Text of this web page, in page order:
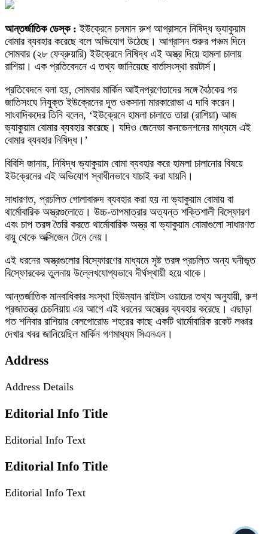
আন্তর্জাতিক ডেস্ক : ইউক্রেনে চলমান রুশ আগ্রাসনে নিষিদ্ধ ভ্যাকুয়াম
বোমার ব্যবহার করেছে বলে অভিযোগ উঠেছে। আগ্রাসন শুরুর পঞ্চম দিনে
সোমবার (২৮ ফেব্রুয়ারি) ইউক্রেনে নিষিদ্ধ এই অস্ত্র দিয়ে হামলা চালায়
রাশিয়া। এক প্রতিবেদনে এ তথ্য জানিয়েছে বার্তাসংস্থা রয়টার্স।
প্রতিবেদনে বলা হয়, সোমবার মার্কিন আইনপ্রণেতাদের সঙ্গে বৈঠকের পর
জাতিসংঘে নিযুক্ত ইউক্রেনের দূত ওকসানা মারকারোভা এ দাবি করেন।
সাংবাদিকদের তিনি বলেন, ‘ইউক্রেনে হামলা চালাতে তারা (রাশিয়া) আজ
ভ্যাকুয়াম বোমার ব্যবহার করেছে। যদিও জেনেভা কনভেনশনের মাধ্যমে এই
বোমার ব্যবহার নিষিদ্ধ।’
বিবিসি জানায়, নিষিদ্ধ ভ্যাকুয়াম বোমা ব্যবহার করে হামলা চালানোর বিষয়ে
ইউক্রেনের এই অভিযোগ স্বাধীনভাবে যাচাই করা যায়নি।
সাধারণত, প্রচলিত গোলাবারুদ ব্যবহার করা হয় না ভ্যাকুয়াম বোমায় বা
থার্মোবারিক অস্ত্রগুলোতে। উচ্চ-তাপমাত্রার অত্যন্ত শক্তিশালী বিস্ফোরণ
এবং চাপ তরঙ্গ তৈরি করতে থার্মোবারিক অস্ত্র বা ভ্যাকুয়াম বোমাগুলো সাধারণত
বায়ু থেকে অক্সিজেন টেনে নেয়।
এই ধরনের অস্ত্রগুলোর বিস্ফোরণের মাধ্যমে সৃষ্ট তরঙ্গ প্রচলিত অন্য ঘনীভূত
বিস্ফোরকের তুলনায় উল্লেখযোগ্যভাবে দীর্ঘস্থায়ী হয়ে থাকে।
আন্তর্জাতিক মানবাধিকার সংস্থা হিউম্যান রাইটস ওয়াচের তথ্য অনুযায়ী, রুশ
প্রজাতন্ত্র চেচনিয়ায় এর আগে এই ধরনের অস্ত্রের ব্যবহার করেছে। এছাড়া
গত শনিবার রাশিয়ার বেলগোরোড শহরের কাছে একটি থার্মোবারিক রকেট লঞ্চার
দেখার খবর জানিয়েছিল মার্কিন গণমাধ্যম সিএনএন।
Address
Address Details
Editorial Info Title
Editorial Info Text
Editorial Info Title
Editorial Info Text